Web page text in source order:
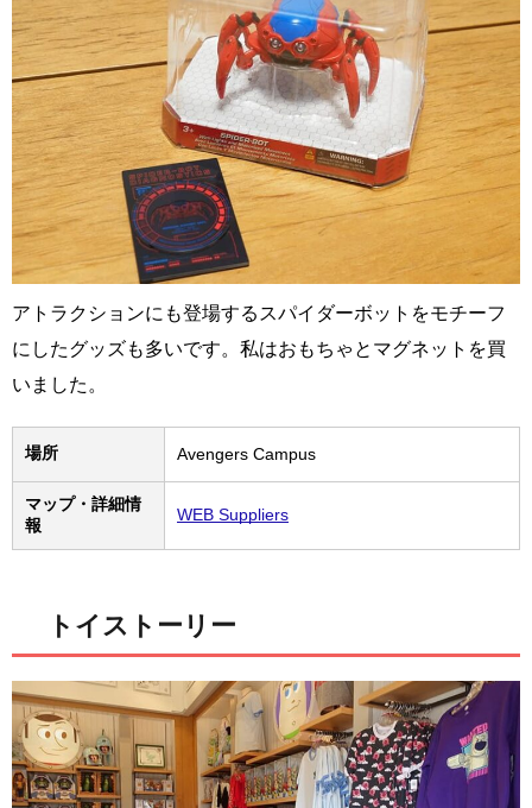
アトラクションにも登場するスパイダーボットをモチーフ
にしたグッズも多いです。私はおもちゃとマグネットを買
いました。
場所 Avengers Campus
マップ・詳細情
報
WEB Suppliers
トイストーリー